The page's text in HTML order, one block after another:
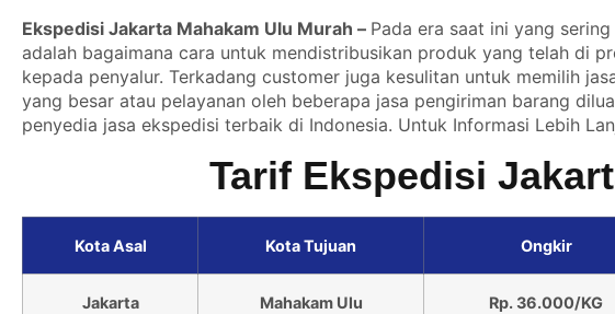
Ekspedisi Jakarta Mahakam Ulu Murah – Pada era saat ini yang
adalah bagaimana cara untuk mendistribusikan produk yang telah di
kepada penyalur. Terkadang customer juga kesulitan untuk memilih
yang besar atau pelayanan oleh beberapa jasa pengiriman barang
penyedia jasa ekspedisi terbaik di Indonesia. Untuk Informasi Lebih
Tarif Ekspedisi
Kota Asal Kota Tujuan Ongkir
Jakarta Mahakam Ulu Rp. 36.000/KG